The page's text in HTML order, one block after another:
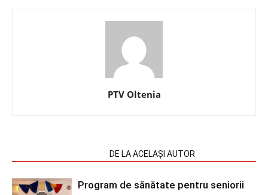
PTV Oltenia
DE LA ACELAȘI AUTOR
Program de sănătate pentru seniorii